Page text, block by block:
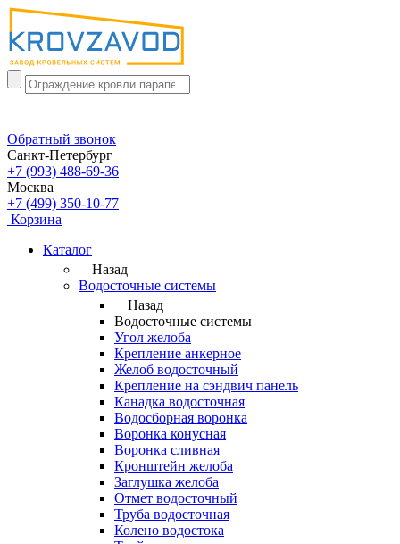
Обратный звонок
Санкт-Петербург
+7 (993) 488-69-36
Москва
+7 (499) 350-10-77
Корзина
Каталог
Назад
Водосточные системы
Назад
Водосточные системы
Угол желоба
Крепление анкерное
Желоб водосточный
Крепление на сэндвич панель
Канадка водосточная
Водосборная воронка
Воронка конусная
Воронка сливная
Кронштейн желоба
Заглушка желоба
Отмет водосточный
Труба водосточная
Колено водостока